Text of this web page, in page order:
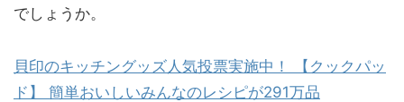
でしょうか。
貝印のキッチングッズ人気投票実施中！ 【クックパッ
ド】 簡単おいしいみんなのレシピが291万品